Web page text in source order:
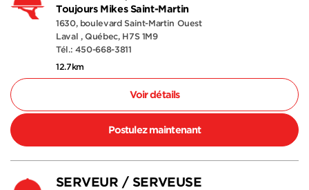
Toujours Mikes Saint-Martin
1630, boulevard Saint-Martin Ouest
Laval , Québec, H7S 1M9
Tél.: 450-668-3811
12.7km
Voir détails
Postulez maintenant
SERVEUR / SERVEUSE